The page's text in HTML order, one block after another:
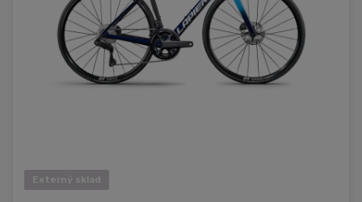
Externý sklad